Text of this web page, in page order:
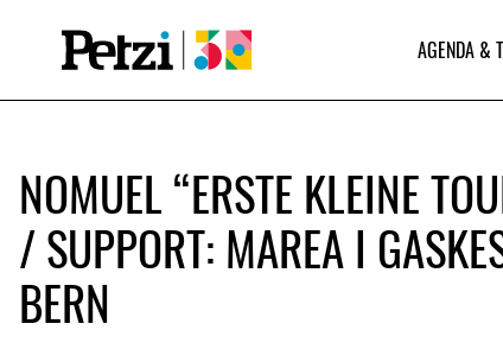
AGENDA &
NOMUEL “ERSTE KLEINE
/ SUPPORT: MAREA I
BERN